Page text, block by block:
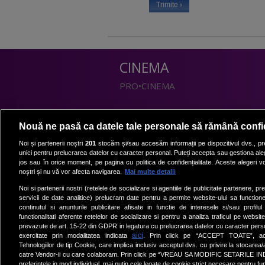
CINEMA
PRO•CINEMA
DIVERTISMENT
PRO•TV
Romanii au talent
Vocea Romaniei
Las Fierbinti
La Maruta
Apropo TV
Nouă ne pasă ca datele tale personale să rămână
Noi și partenerii noștri 201stocăm și/sau accesăm informații pe dispozitivul dvs.,
unici pentru prelucrarea datelor cu caracter personal. Puteți accepta sau gestiona
jos sau în orice moment, pe pagina cu politica de confidențialitate. Aceste alegeri
noștri și nu vă vor afecta navigarea.
Mai multe detalii
Noi si partenerii nostri (retelele de socializare si agentiile de publicitate partenere,
servicii de date analitice) prelucram date pentru a permite website-ului sa
continutul si anunturile publicitare afisate in functie de interesele si/sau
functionalitati aferente retelelor de socializare si pentru a analiza traficul pe
prevazute de art. 15-22 din GDPR in legatura cu prelucrarea datelor cu caracter
exercitate prin modalitatea indicata aici . Prin click pe “ACCEPT TOATE”,
Tehnologiilor de tip Cookie, care implica inclusiv acceptul dvs. cu privire la
catre Vendor-ii cu care colaboram. Prin click pe “VREAU SA MODIFIC SETARILE